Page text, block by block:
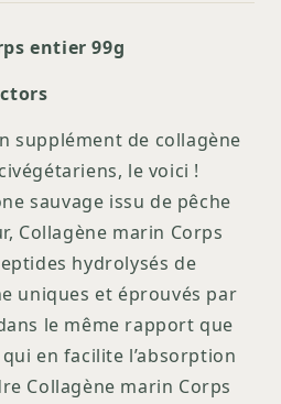
entier 99g
supplément de collagène
le voici !
sauvage issu de pêche
Collagène marin Corps
hydrolysés de
uniques et éprouvés par
le même rapport que
en facilite l’absorption
Collagène marin Corps